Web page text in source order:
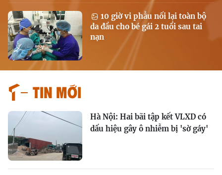
10 giờ vi phẫu nối lại toàn bộ
da đầu cho bé gái 2 tuổi sau tai
nạn
Tin mới
Hà Nội: Hai bãi tập kết VLXD có
dấu hiệu gây ô nhiễm bị 'sờ gáy'